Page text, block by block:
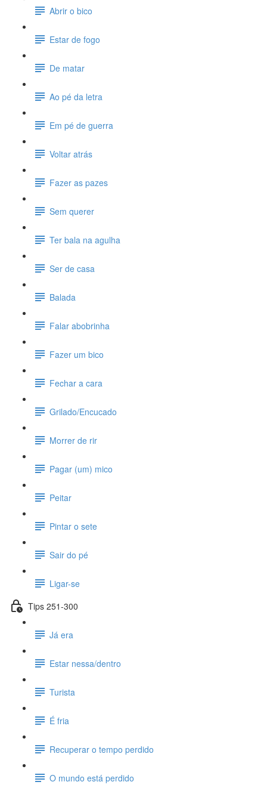
Abrir o bico
Estar de fogo
De matar
Ao pé da letra
Em pé de guerra
Voltar atrás
Fazer as pazes
Sem querer
Ter bala na agulha
Ser de casa
Balada
Falar abobrinha
Fazer um bico
Fechar a cara
Grilado/Encucado
Morrer de rir
Pagar (um) mico
Peitar
Pintar o sete
Sair do pé
Ligar-se
Tips 251-300
Já era
Estar nessa/dentro
Turista
É fria
Recuperar o tempo perdido
O mundo está perdido